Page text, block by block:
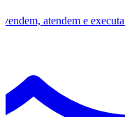
atendem e